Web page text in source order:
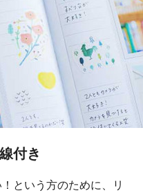
付き
という方のために、リ